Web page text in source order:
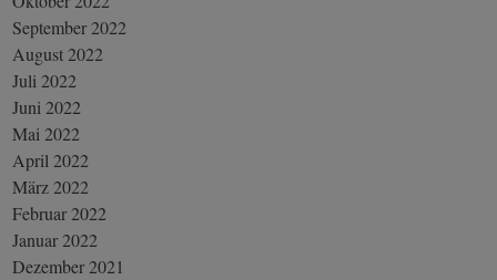
September 2022
August 2022
Juli 2022
Juni 2022
Mai 2022
April 2022
März 2022
Februar 2022
Januar 2022
Dezember 2021